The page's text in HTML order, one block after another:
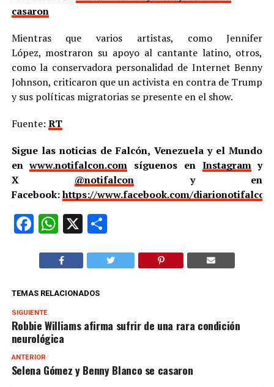
casaron
Mientras que varios artistas, como Jennifer
López, mostraron su apoyo al cantante latino, otros,
como la conservadora personalidad de Internet Benny
Johnson, criticaron que un activista en contra de Trump
y sus políticas migratorias se presente en el show.
Fuente: RT
Sigue las noticias de Falcón, Venezuela y el Mundo
enwww.notifalcon.com síguenos en Instagramy
X @notifalcon y en
Facebook:https://www.facebook.com/
Facebook
WhatsApp
X Compartir
TEMAS RELACIONADOS
SIGUIENTE
Robbie Williams afirma sufrir de una rara condición
neurológica
ANTERIOR
Selena Gómez y Benny Blanco se casaron